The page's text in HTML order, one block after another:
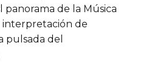
panorama de la Música
interpretación de
pulsada del